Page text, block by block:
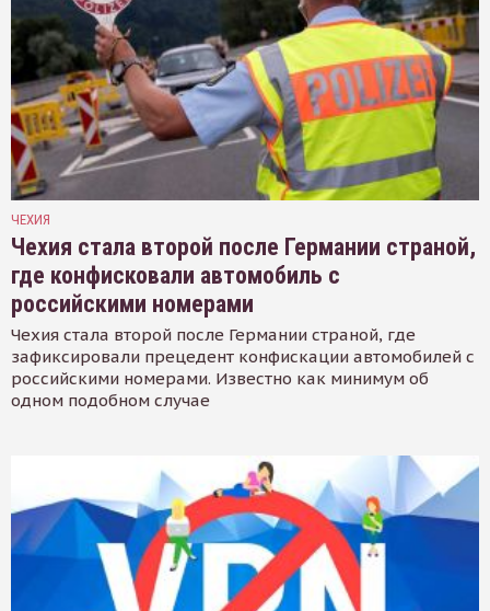
ЧЕХИЯ
Чехия стала второй после Германии страной,
где конфисковали автомобиль с
российскими номерами
Чехия стала второй после Германии страной, где
зафиксировали прецедент конфискации автомобилей с
российскими номерами. Известно как минимум об
одном подобном случае